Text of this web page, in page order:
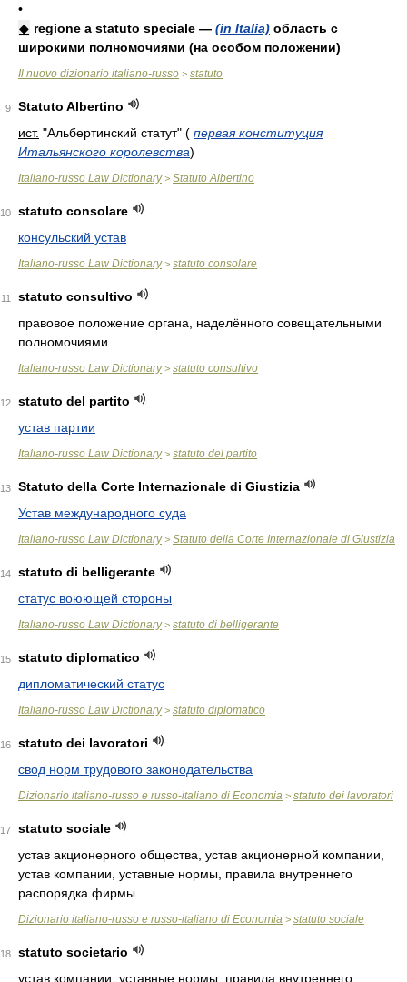
•
◆ regione a statuto speciale — (in Italia) область с
широкими полномочиями (на особом положении)
Il nuovo dizionario italiano-russo > statuto
9
Statuto Albertino
ист. "Альбертинский статут" ( первая конституция
Итальянского королевства)
Italiano-russo Law Dictionary> Statuto Albertino
10
statuto consolare
консульский устав
Italiano-russo Law Dictionary> statuto consolare
11
statuto consultivo
правовое положение органа, наделённого совещательными
полномочиями
Italiano-russo Law Dictionary> statuto consultivo
12
statuto del partito
устав партии
Italiano-russo Law Dictionary> statuto del partito
13
Statuto della Corte Internazionale di Giustizia
Устав международного суда
Italiano-russo Law Dictionary> Statuto della Corte Internazionale di Giustizia
14
statuto di belligerante
статус воюющей стороны
Italiano-russo Law Dictionary> statuto di belligerante
15
statuto diplomatico
дипломатический статус
Italiano-russo Law Dictionary> statuto diplomatico
16
statuto dei lavoratori
свод норм трудового законодательства
Dizionario italiano-russo e russo-italiano di Economia > statuto dei lavoratori
17
statuto sociale
устав акционерного общества, устав акционерной компании,
устав компании, уставные нормы, правила внутреннего
распорядка фирмы
Dizionario italiano-russo e russo-italiano di Economia > statuto sociale
18
statuto societario
устав компании, уставные нормы, правила внутреннего